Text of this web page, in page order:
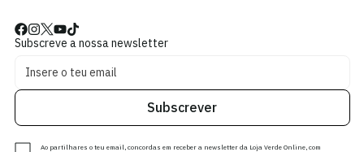
Subscreve a nossa newsletter
Subscrever
Ao partilhares o teu email, concordas em receber a newsletter da Loja Verde Online, com